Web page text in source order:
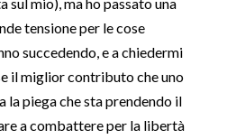
sul mio), ma ho passato una
tensione per le cose
succedendo, e a chiedermi
il miglior contributo che uno
la piega che sta prendendo il
a combattere per la libertà